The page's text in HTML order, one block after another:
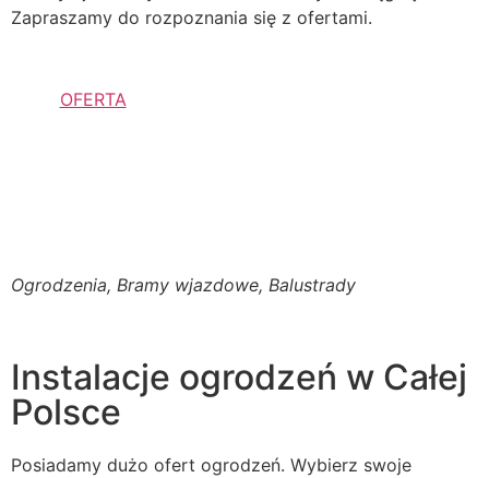
Zapraszamy do rozpoznania się z ofertami.
OFERTA
Ogrodzenia, Bramy wjazdowe, Balustrady
Instalacje ogrodzeń w Całej
Polsce
Posiadamy dużo ofert ogrodzeń. Wybierz swoje